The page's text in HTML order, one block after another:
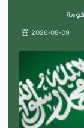
2026-08-09